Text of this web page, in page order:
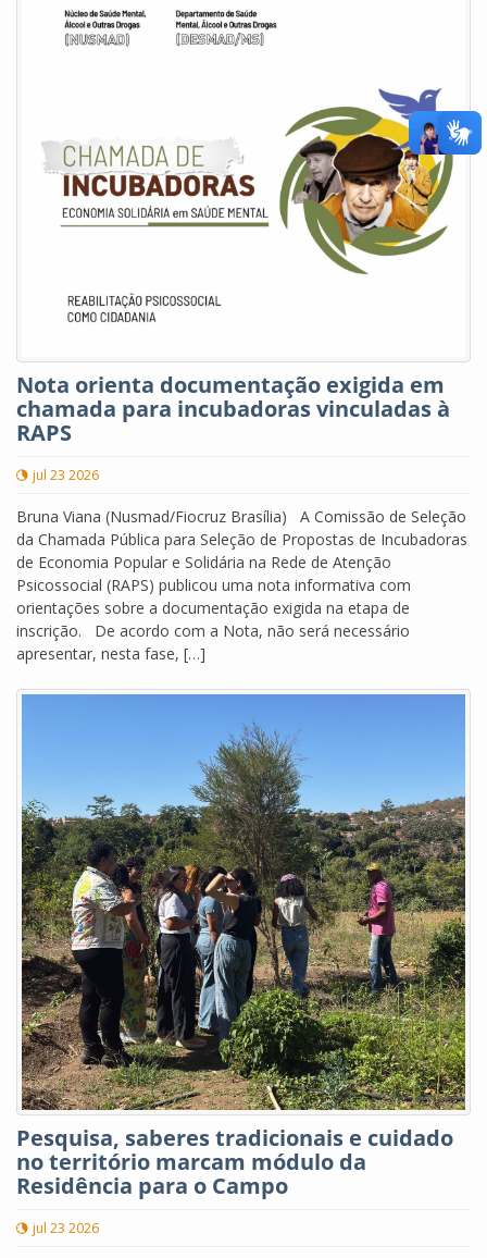
Nota orienta documentação exigida em
chamada para incubadoras vinculadas à
RAPS
jul 23 2026
Bruna Viana (Nusmad/Fiocruz Brasília) A Comissão de Seleção
da Chamada Pública para Seleção de Propostas de Incubadoras
de Economia Popular e Solidária na Rede de Atenção
Psicossocial (RAPS) publicou uma nota informativa com
orientações sobre a documentação exigida na etapa de
inscrição. De acordo com a Nota, não será necessário
apresentar, nesta fase, […]
Pesquisa, saberes tradicionais e cuidado
no território marcam módulo da
Residência para o Campo
jul 23 2026